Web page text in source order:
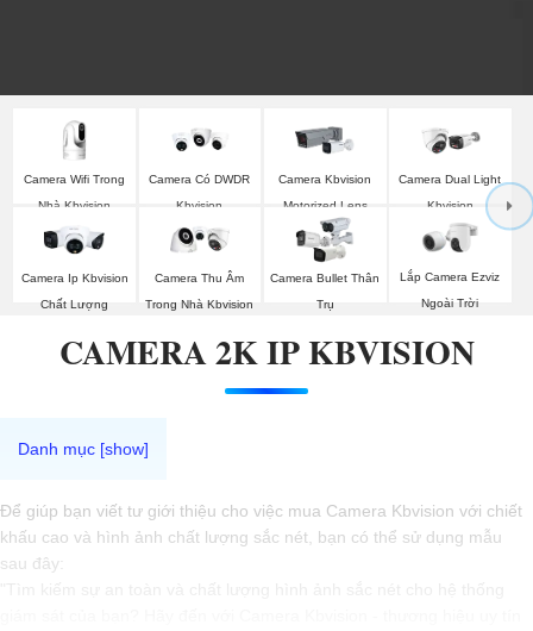
Camera Wifi Trong
Nhà Kbvision
Camera Có DWDR
Kbvision
Camera Kbvision
Motorized Lens
Camera Dual Light
Kbvision
Camera Ip Kbvision
Chất Lượng
Camera Thu Âm
Trong Nhà Kbvision
Camera Bullet Thân
Trụ
Lắp Camera Ezviz
Ngoài Trời
CAMERA 2K IP KBVISION
Để giúp bạn viết tư giới thiệu cho việc mua Camera Kbvision với chiết
khấu cao và hình ảnh chất lượng sắc nét, bạn có thể sử dụng mẫu
sau đây: